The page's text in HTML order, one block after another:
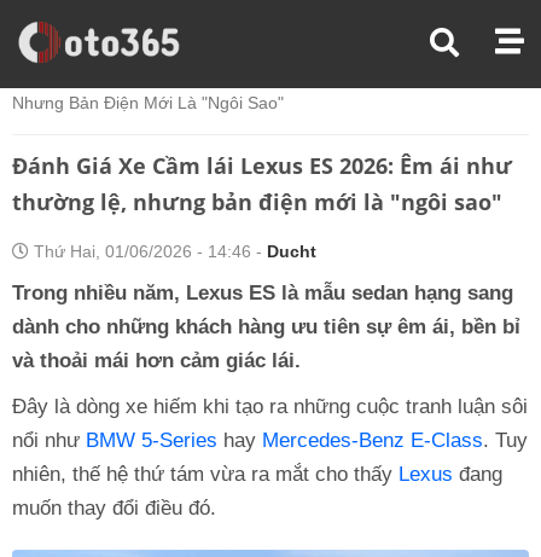
Trang Chủ
Đánh Giá Xe
Nhưng Bản Điện Mới Là "ngôi Sao"
Đánh Giá Xe Cầm lái Lexus ES 2026: Êm ái như
thường lệ, nhưng bản điện mới là "ngôi sao"
Thứ Hai, 01/06/2026 - 14:46 - Ducht
Trong nhiều năm, Lexus ES là mẫu sedan hạng sang
dành cho những khách hàng ưu tiên sự êm ái, bền bỉ
và thoải mái hơn cảm giác lái.
Đây là dòng xe hiếm khi tạo ra những cuộc tranh luận sôi
nổi như BMW 5-Series hay Mercedes-Benz E-Class. Tuy
nhiên, thế hệ thứ tám vừa ra mắt cho thấy Lexus đang
muốn thay đổi điều đó.